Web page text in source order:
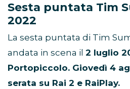
Sesta puntata Tim
2022
La sesta puntata di Tim
andata in scena il 2 luglio
Portopiccolo. Giovedì 4
serata su Rai 2 e RaiPlay.